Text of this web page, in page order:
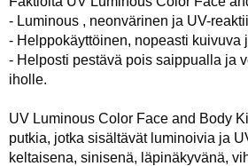
- Luminous , neonvärinen ja UV-
- Helppokäyttöinen, nopeasti kuivuva
- Helposti pestävä pois saippualla ja
iholle.
UV Luminous Color Face and Body
putkia, jotka sisältävät luminoivia ja
keltaisena, sinisenä, läpinäkyvänä,